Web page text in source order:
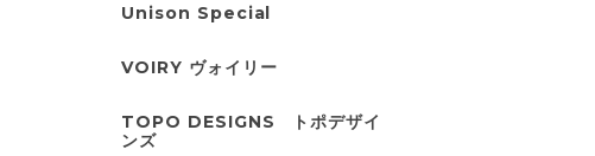
Unison Special
VOIRY ヴォイリー
TOPO DESIGNS トポデザイ
ンズ